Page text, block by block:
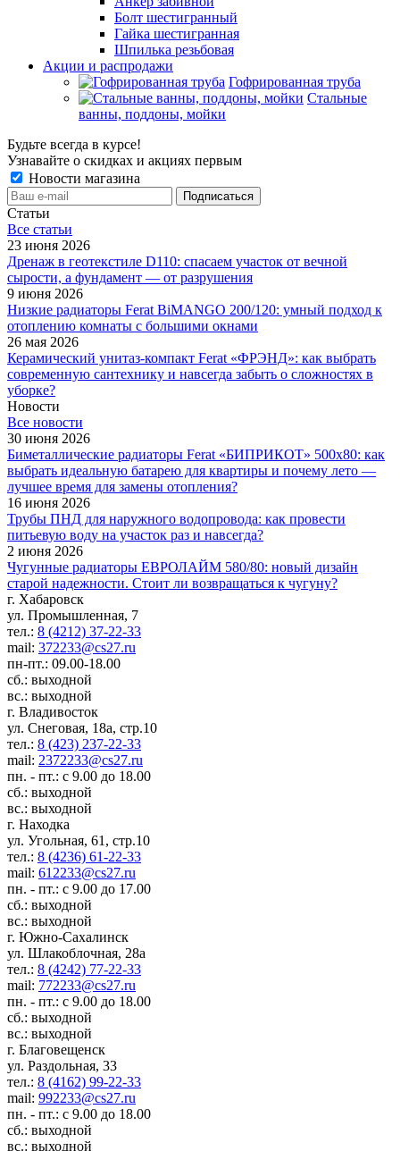
Болт шестигранный
Гайка шестигранная
Шпилька резьбовая
Акции и распродажи
Гофрированная труба
Стальные
ванны, поддоны, мойки
Будьте всегда в курсе!
Узнавайте о скидках и акциях первым
Новости магазина
Статьи
Все cтатьи
23 июня 2026
Дренаж в геотекстиле D110: спасаем участок от вечной
сырости, а фундамент — от разрушения
9 июня 2026
Низкие радиаторы Ferat BiMANGO 200/120: умный подход к
отоплению комнаты с большими окнами
26 мая 2026
Керамический унитаз-компакт Ferat «ФРЭНД»: как выбрать
современную сантехнику и навсегда забыть о сложностях в
уборке?
Новости
Все новости
30 июня 2026
Биметаллические радиаторы Ferat «БИПРИКОТ» 500x80: как
выбрать идеальную батарею для квартиры и почему лето —
лучшее время для замены отопления?
16 июня 2026
Трубы ПНД для наружного водопровода: как провести
питьевую воду на участок раз и навсегда?
2 июня 2026
Чугунные радиаторы ЕВРОЛАЙМ 580/80: новый дизайн
старой надежности. Стоит ли возвращаться к чугуну?
г. Хабаровск
ул. Промышленная, 7
тел.: 8 (4212) 37-22-33
mail: 372233@cs27.ru
пн-пт.: 09.00-18.00
сб.: выходной
вс.: выходной
г. Владивосток
ул. Снеговая, 18а, стр.10
тел.: 8 (423) 237-22-33
mail: 2372233@cs27.ru
пн. - пт.: с 9.00 до 18.00
сб.: выходной
вс.: выходной
г. Находка
ул. Угольная, 61, стр.10
тел.: 8 (4236) 61-22-33
mail: 612233@cs27.ru
пн. - пт.: с 9.00 до 17.00
сб.: выходной
вс.: выходной
г. Южно-Сахалинск
ул. Шлакоблочная, 28а
тел.: 8 (4242) 77-22-33
mail: 772233@cs27.ru
пн. - пт.: с 9.00 до 18.00
сб.: выходной
вс.: выходной
г. Благовещенск
ул. Раздольная, 33
тел.: 8 (4162) 99-22-33
mail: 992233@cs27.ru
пн. - пт.: с 9.00 до 18.00
сб.: выходной
вс.: выходной